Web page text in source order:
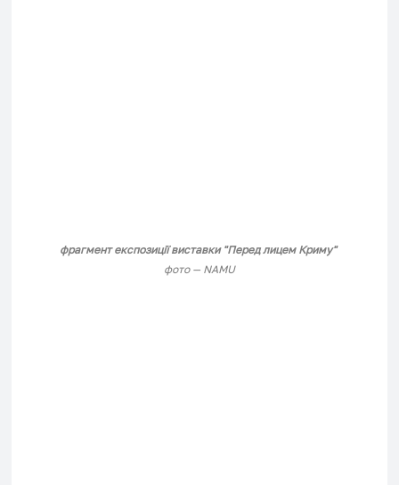
фрагмент експозиції виставки "Перед лицем Криму"
фото — NAMU